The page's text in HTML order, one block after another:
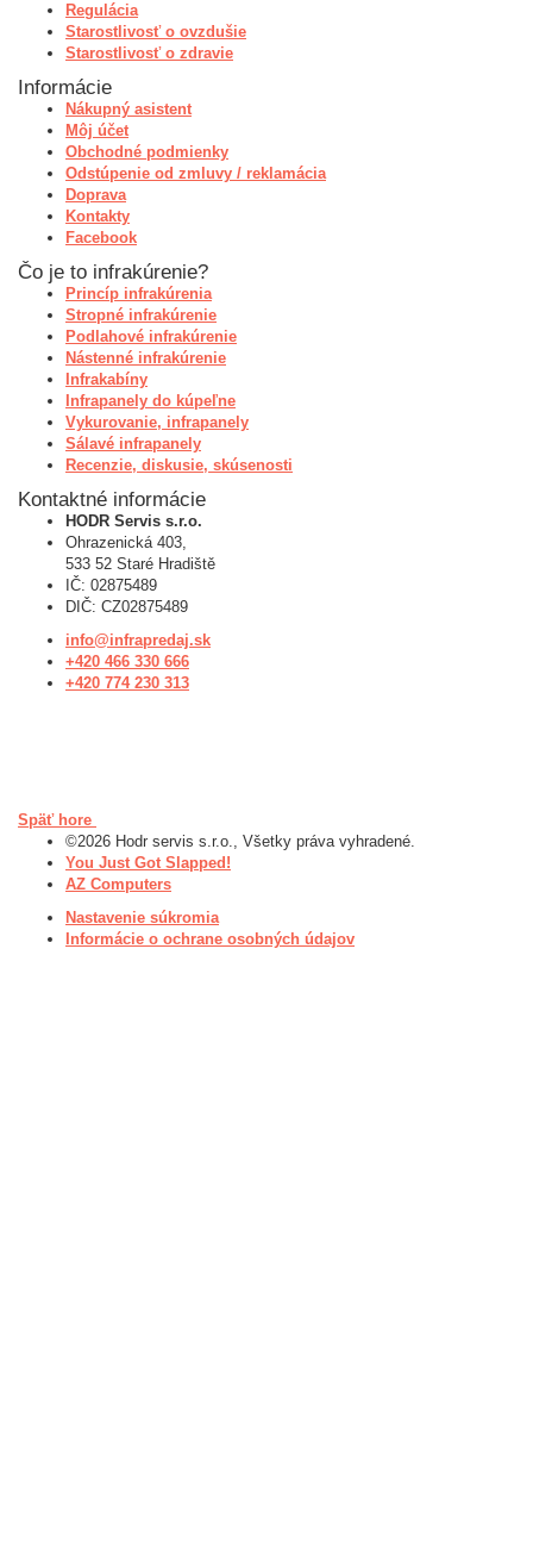
Regulácia
Starostlivosť o ovzdušie
Starostlivosť o zdravie
Informácie
Nákupný asistent
Môj účet
Obchodné podmienky
Odstúpenie od zmluvy / reklamácia
Doprava
Kontakty
Facebook
Čo je to infrakúrenie?
Princíp infrakúrenia
Stropné infrakúrenie
Podlahové infrakúrenie
Nástenné infrakúrenie
Infrakabíny
Infrapanely do kúpeľne
Vykurovanie, infrapanely
Sálavé infrapanely
Recenzie, diskusie, skúsenosti
Kontaktné informácie
HODR Servis s.r.o.
Ohrazenická 403,
533 52 Staré Hradiště
IČ: 02875489
DIČ: CZ02875489
info@infrapredaj.sk
+420 466 330 666
+420 774 230 313
Späť hore
©2026 Hodr servis s.r.o., Všetky práva vyhradené.
You Just Got Slapped!
AZ Computers
Nastavenie súkromia
Informácie o ochrane osobných údajov